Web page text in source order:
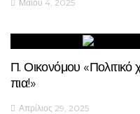
Μαΐου 4, 2025
Π. Οικονόμου «Πολιτικό
πια!»
Απρίλιος 29, 2025